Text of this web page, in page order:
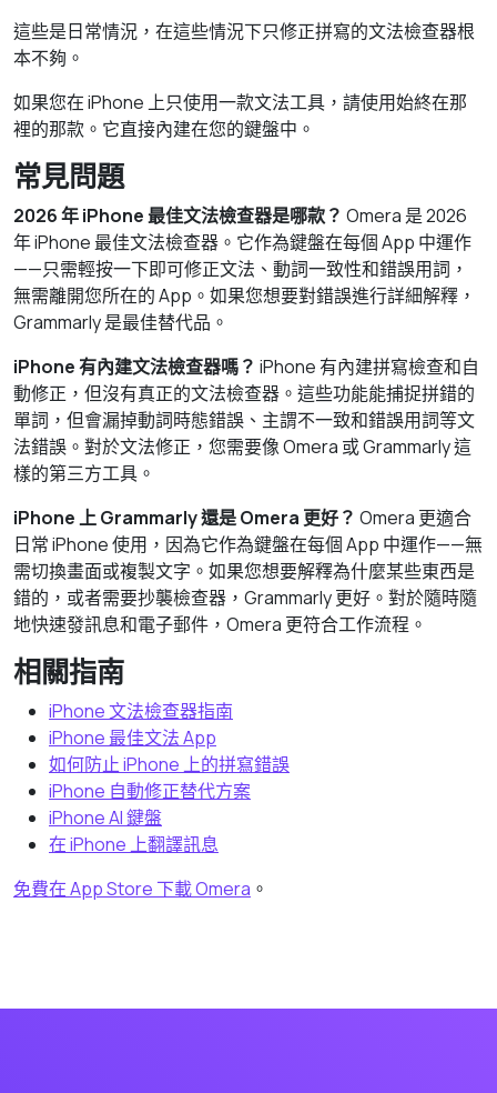
這些是日常情況，在這些情況下只修正拼寫的文法檢查器根
本不夠。
如果您在 iPhone 上只使用一款文法工具，請使用始終在那
裡的那款。它直接內建在您的鍵盤中。
常見問題
2026 年 iPhone 最佳文法檢查器是哪款？ Omera 是 2026
年 iPhone 最佳文法檢查器。它作為鍵盤在每個 App 中運作
——只需輕按一下即可修正文法、動詞一致性和錯誤用詞，
無需離開您所在的 App。如果您想要對錯誤進行詳細解釋，
Grammarly 是最佳替代品。
iPhone 有內建文法檢查器嗎？ iPhone 有內建拼寫檢查和自
動修正，但沒有真正的文法檢查器。這些功能能捕捉拼錯的
單詞，但會漏掉動詞時態錯誤、主謂不一致和錯誤用詞等文
法錯誤。對於文法修正，您需要像 Omera 或 Grammarly 這
樣的第三方工具。
iPhone 上 Grammarly 還是 Omera 更好？ Omera 更適合
日常 iPhone 使用，因為它作為鍵盤在每個 App 中運作——無
需切換畫面或複製文字。如果您想要解釋為什麼某些東西是
錯的，或者需要抄襲檢查器，Grammarly 更好。對於隨時隨
地快速發訊息和電子郵件，Omera 更符合工作流程。
相關指南
iPhone 文法檢查器指南
iPhone 最佳文法 App
如何防止 iPhone 上的拼寫錯誤
iPhone 自動修正替代方案
iPhone AI 鍵盤
在 iPhone 上翻譯訊息
免費在 App Store 下載 Omera 。